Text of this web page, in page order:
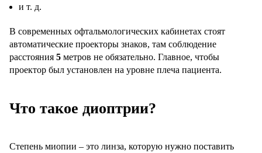
и т. д.
В современных офтальмологических кабинетах стоят
автоматические проекторы знаков, там соблюдение
расстояния 5 метров не обязательно. Главное, чтобы
проектор был установлен на уровне плеча пациента.
Что такое диоптрии?
Степень миопии – это линза, которую нужно поставить